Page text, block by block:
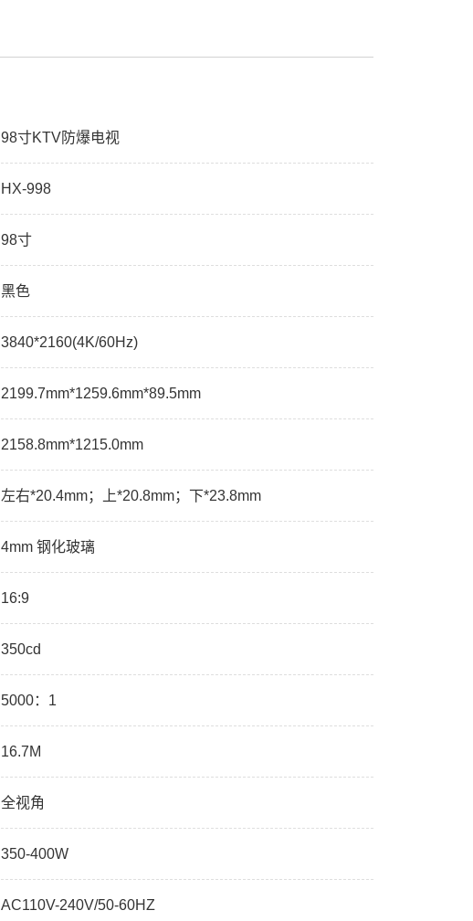
98寸KTV防爆电视
HX-998
98寸
黑色
3840*2160(4K/60Hz)
2199.7mm*1259.6mm*89.5mm
2158.8mm*1215.0mm
左右*20.4mm；上*20.8mm；下*23.8mm
4mm 钢化玻璃
16:9
350cd
5000：1
16.7M
全视角
350-400W
AC110V-240V/50-60HZ